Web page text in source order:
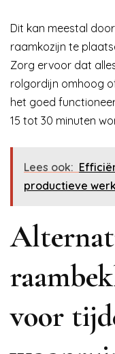
Dit kan meestal
raamkozijn te
Zorg ervoor dat
rolgordijn omhoog
het goed
15 tot 30 minuten
Lees ook:
productieve
voor